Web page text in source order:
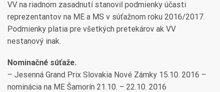
VV na riadnom zasadnutí stanovil podmienky účasti
reprezentantov na ME a MS v súťažnom roku 2016/2017.
Podmienky platia pre všetkých pretekárov ak VV
nestanový inak.
Nominačné súťaže.
– Jesenná Grand Prix Slovakia Nové Zámky 15.10. 2016 –
nominácia na ME Šamorín 21.10. – 22.10. 2016